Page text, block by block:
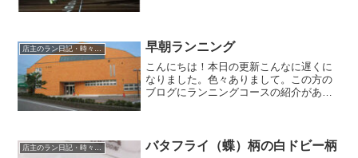
へ。そして気合入れて走り...
店主のラン日記・時々水泳 早朝ランニング
こんにちは！本日の更新こんなに遅くに
なりました。色々ありまして。この方の
ブログにランニングコースの紹介があり
コースへ。スタートはいつ...
店主のラン日記・時々水泳 バタフライ（蝶）柄の白ドビー柄